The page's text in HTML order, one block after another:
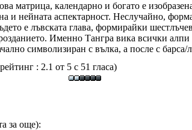
матрица, календарно и богато е
и нейната аспектарност. Неслучайно,
е лъвската глава, формирайки
Именно Тангра вика всички алпи
символизиран с вълка, а после с
: 2.1 от 5 с 51 гласа)
за още):